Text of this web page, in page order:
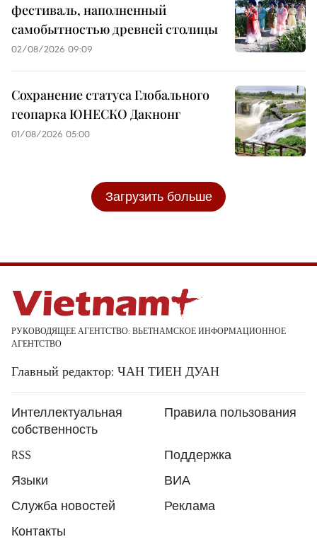
фестиваль, наполненный
самобытностью древней столицы
02/08/2026 09:09
Сохранение статуса Глобального
геопарка ЮНЕСКО Дакнонг
01/08/2026 05:00
Загрузить больше
РУКОВОДЯЩЕЕ АГЕНТСТВО: ВЬЕТНАМСКОЕ ИНФОРМАЦИОННОЕ
АГЕНТСТВО
Главный редактор: ЧАН ТИЕН ДУАН
Интеллектуальная
собственность
Правила пользования
RSS
Поддержка
Языки
ВИА
Служба новостей
Реклама
Контакты